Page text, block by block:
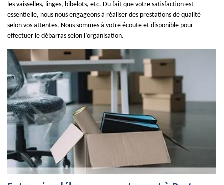
les vaisselles, linges, bibelots, etc. Du fait que votre satisfaction est
essentielle, nous nous engageons à réaliser des prestations de qualité
selon vos attentes. Nous sommes à votre écoute et disponible pour
effectuer le débarras selon l’organisation.